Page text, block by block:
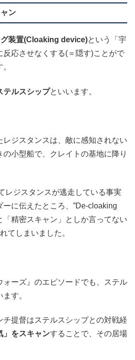
ン
装置(Cloaking device)という「宇
反応させなくする(＝隠す)ことがで
テルスシップといいます。
レジスタンスは、敵に感知されない
の小型船で、クレイトの基地に降り
レジスタンスが逃走している事実
ーに伝えたところ、”De-cloaking
「精密スキャン」としか言ってない
てしまいました。
ォーズ』のエピソードでも、ステル
す。
チ提督はステルスシップとの対戦経
」をスキャンすることで、その居場